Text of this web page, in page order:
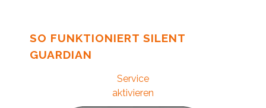
SO FUNKTIONIERT SILENT
GUARDIAN
Service
aktivieren